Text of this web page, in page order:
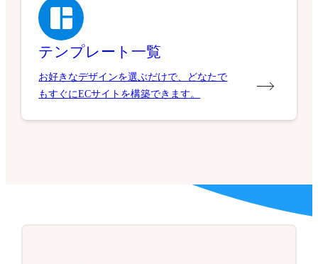
テンプレート一覧
お好きなデザインを選ぶだけで、どなたで
もすぐにECサイトを構築できます。